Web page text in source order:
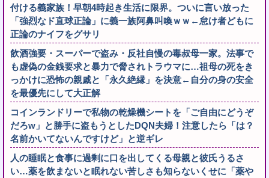
付ける義家族！早朝4時起き生活に限界。ついに言い放った
「強烈なド直球正論」に義一族阿鼻叫喚ｗｗ←怠け者どもに
正論のナイフをグサリ
飲酒強要・スーパーで盗み・反社自慢の毒叔母一家。法事で
も虚偽の金銭要求と暴力で脅されトラウマに…祖母の死をき
っかけに恐怖の親戚と「永久絶縁」を決意←自分の身の安全
を最優先にして大正解
コインランドリーで私物の乾燥機シートを「ご自由にどうぞ
だろw」と勝手に盗もうとしたDQN夫婦！注意したら「は？
名前かいてないんですけど」と逆ギレ
人の睡眠と食事に過剰に口を出してくる母親と彼氏うるさ
い…薬を飲まないと眠れない苦しさも知らないくせに「薬や